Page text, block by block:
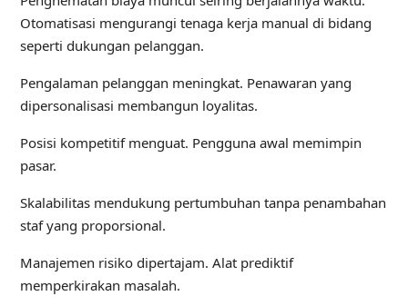
Otomatisasi mengurangi tenaga kerja manual di bidang
seperti dukungan pelanggan.
Pengalaman pelanggan meningkat. Penawaran yang
dipersonalisasi membangun loyalitas.
Posisi kompetitif menguat. Pengguna awal memimpin
pasar.
Skalabilitas mendukung pertumbuhan tanpa penambahan
staf yang proporsional.
Manajemen risiko dipertajam. Alat prediktif
memperkirakan masalah.